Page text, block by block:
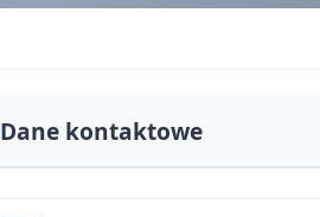
Dane kontaktowe